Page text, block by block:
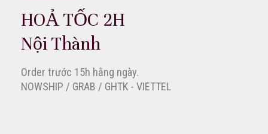
HOẢ TỐC 2H
Nội Thành
Order trước 15h hằng ngày.
NOWSHIP / GRAB / GHTK - VIETTEL